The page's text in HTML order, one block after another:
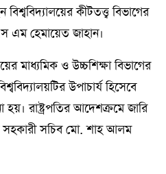
কীটতত্ত্ব বিভাগের
হেমায়েত জাহান।
মাধ্যমিক ও উচ্চশিক্ষা বিভাগের
উপাচার্য হিসেবে
রাষ্ট্রপতির আদেশক্রমে জারি
সহকারী সচিব মো. শাহ আলম